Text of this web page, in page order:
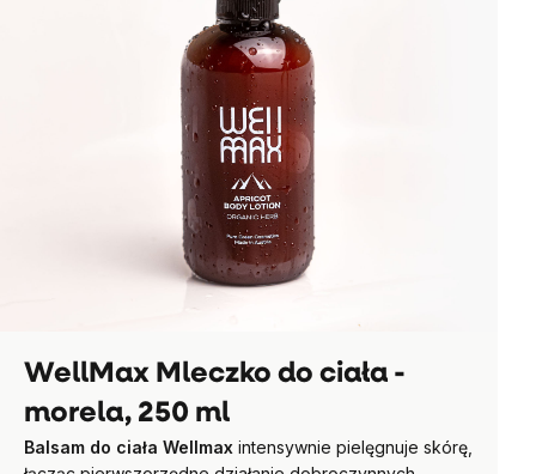
WellMax Mleczko do ciała -
morela, 250 ml
Balsam do ciała Wellmax intensywnie pielęgnuje skórę,